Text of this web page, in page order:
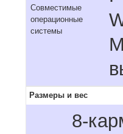
Совместимые
операционные
системы
Размеры и вес
8-